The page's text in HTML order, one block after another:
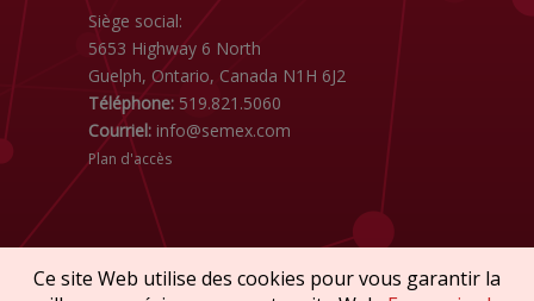
Siège social:
5653 Highway 6 North
Guelph, Ontario, Canada N1H 6J2
Téléphone: 519.821.5060
Courriel: info@semex.com
Plan d'accès
Ce site Web utilise des cookies pour vous garantir la